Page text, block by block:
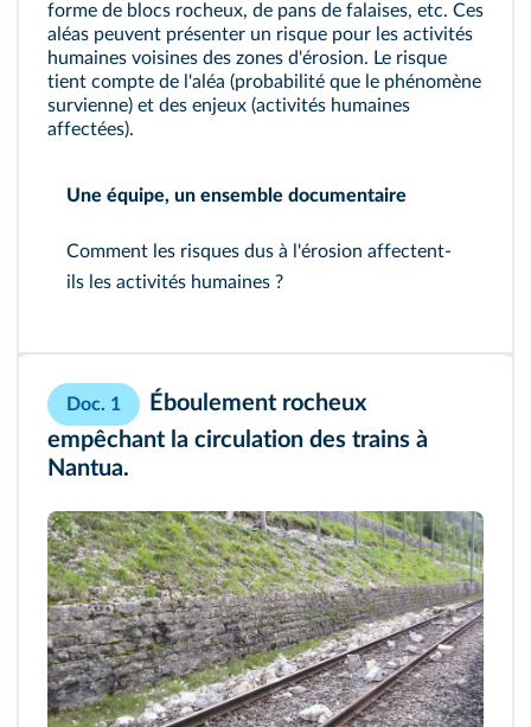
forme de blocs rocheux, de pans de falaises, etc. Ces
aléas peuvent présenter un risque pour les activités
humaines voisines des zones d'érosion. Le risque
tient compte de l'aléa (probabilité que le phénomène
survienne) et des enjeux (activités humaines
affectées).
Une équipe, un ensemble documentaire
Comment les risques dus à l'érosion affectent-
ils les activités humaines ?
Doc. 1
Éboulement rocheux
empêchant la circulation des trains à
Nantua.